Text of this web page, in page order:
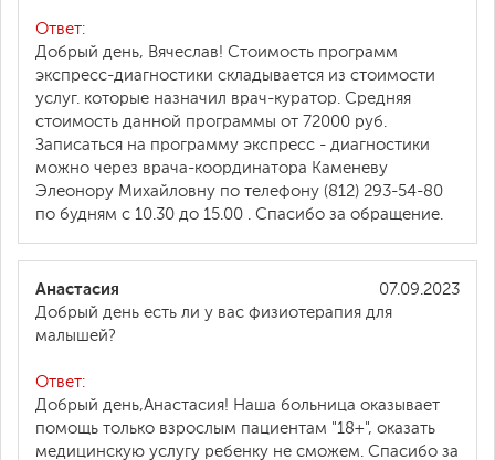
Ответ:
Добрый день, Вячеслав! Стоимость программ
экспресс-диагностики складывается из стоимости
услуг. которые назначил врач-куратор. Средняя
стоимость данной программы от 72000 руб.
Записаться на программу экспресс - диагностики
можно через врача-координатора Каменеву
Элеонору Михайловну по телефону (812) 293-54-80
по будням с 10.30 до 15.00 . Спасибо за обращение.
07.09.2023
Анастасия
Добрый день есть ли у вас физиотерапия для
малышей?
Ответ:
Добрый день,Анастасия! Наша больница оказывает
помощь только взрослым пациентам "18+", оказать
медицинскую услугу ребенку не сможем. Спасибо за